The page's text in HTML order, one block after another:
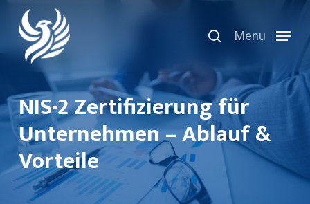
Skip
main
content
search
Menu
NIS-2 Zertifizierung für
Unternehmen – Ablauf &
Vorteile